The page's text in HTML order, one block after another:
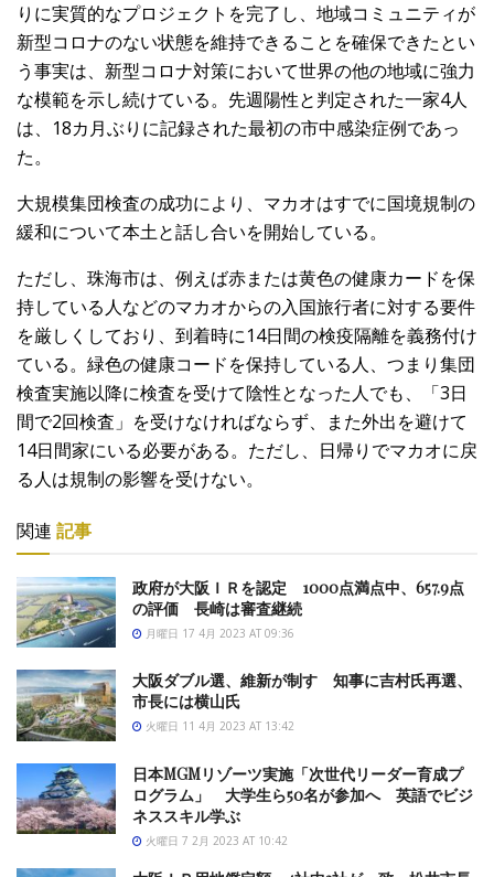
りに実質的なプロジェクトを完了し、地域コミュニティが
新型コロナのない状態を維持できることを確保できたとい
う事実は、新型コロナ対策において世界の他の地域に強力
な模範を示し続けている。先週陽性と判定された一家4人
は、18カ月ぶりに記録された最初の市中感染症例であっ
た。
大規模集団検査の成功により、マカオはすでに国境規制の
緩和について本土と話し合いを開始している。
ただし、珠海市は、例えば赤または黄色の健康カードを保
持している人などのマカオからの入国旅行者に対する要件
を厳しくしており、到着時に14日間の検疫隔離を義務付け
ている。緑色の健康コードを保持している人、つまり集団
検査実施以降に検査を受けて陰性となった人でも、「3日
間で2回検査」を受けなければならず、また外出を避けて
14日間家にいる必要がある。ただし、日帰りでマカオに戻
る人は規制の影響を受けない。
関連 記事
政府が大阪ＩＲを認定 1000点満点中、657.9点
の評価 長崎は審査継続
月曜日 17 4月 2023 AT 09:36
大阪ダブル選、維新が制す 知事に吉村氏再選、
市長には横山氏
火曜日 11 4月 2023 AT 13:42
日本MGMリゾーツ実施「次世代リーダー育成プ
ログラム」 大学生ら50名が参加へ 英語でビジ
ネススキル学ぶ
火曜日 7 2月 2023 AT 10:42